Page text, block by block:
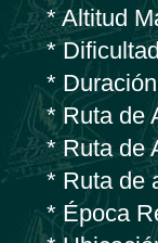
* Altitud
*
* Duración
* Ruta
* Ruta de
* Ruta de
* Época